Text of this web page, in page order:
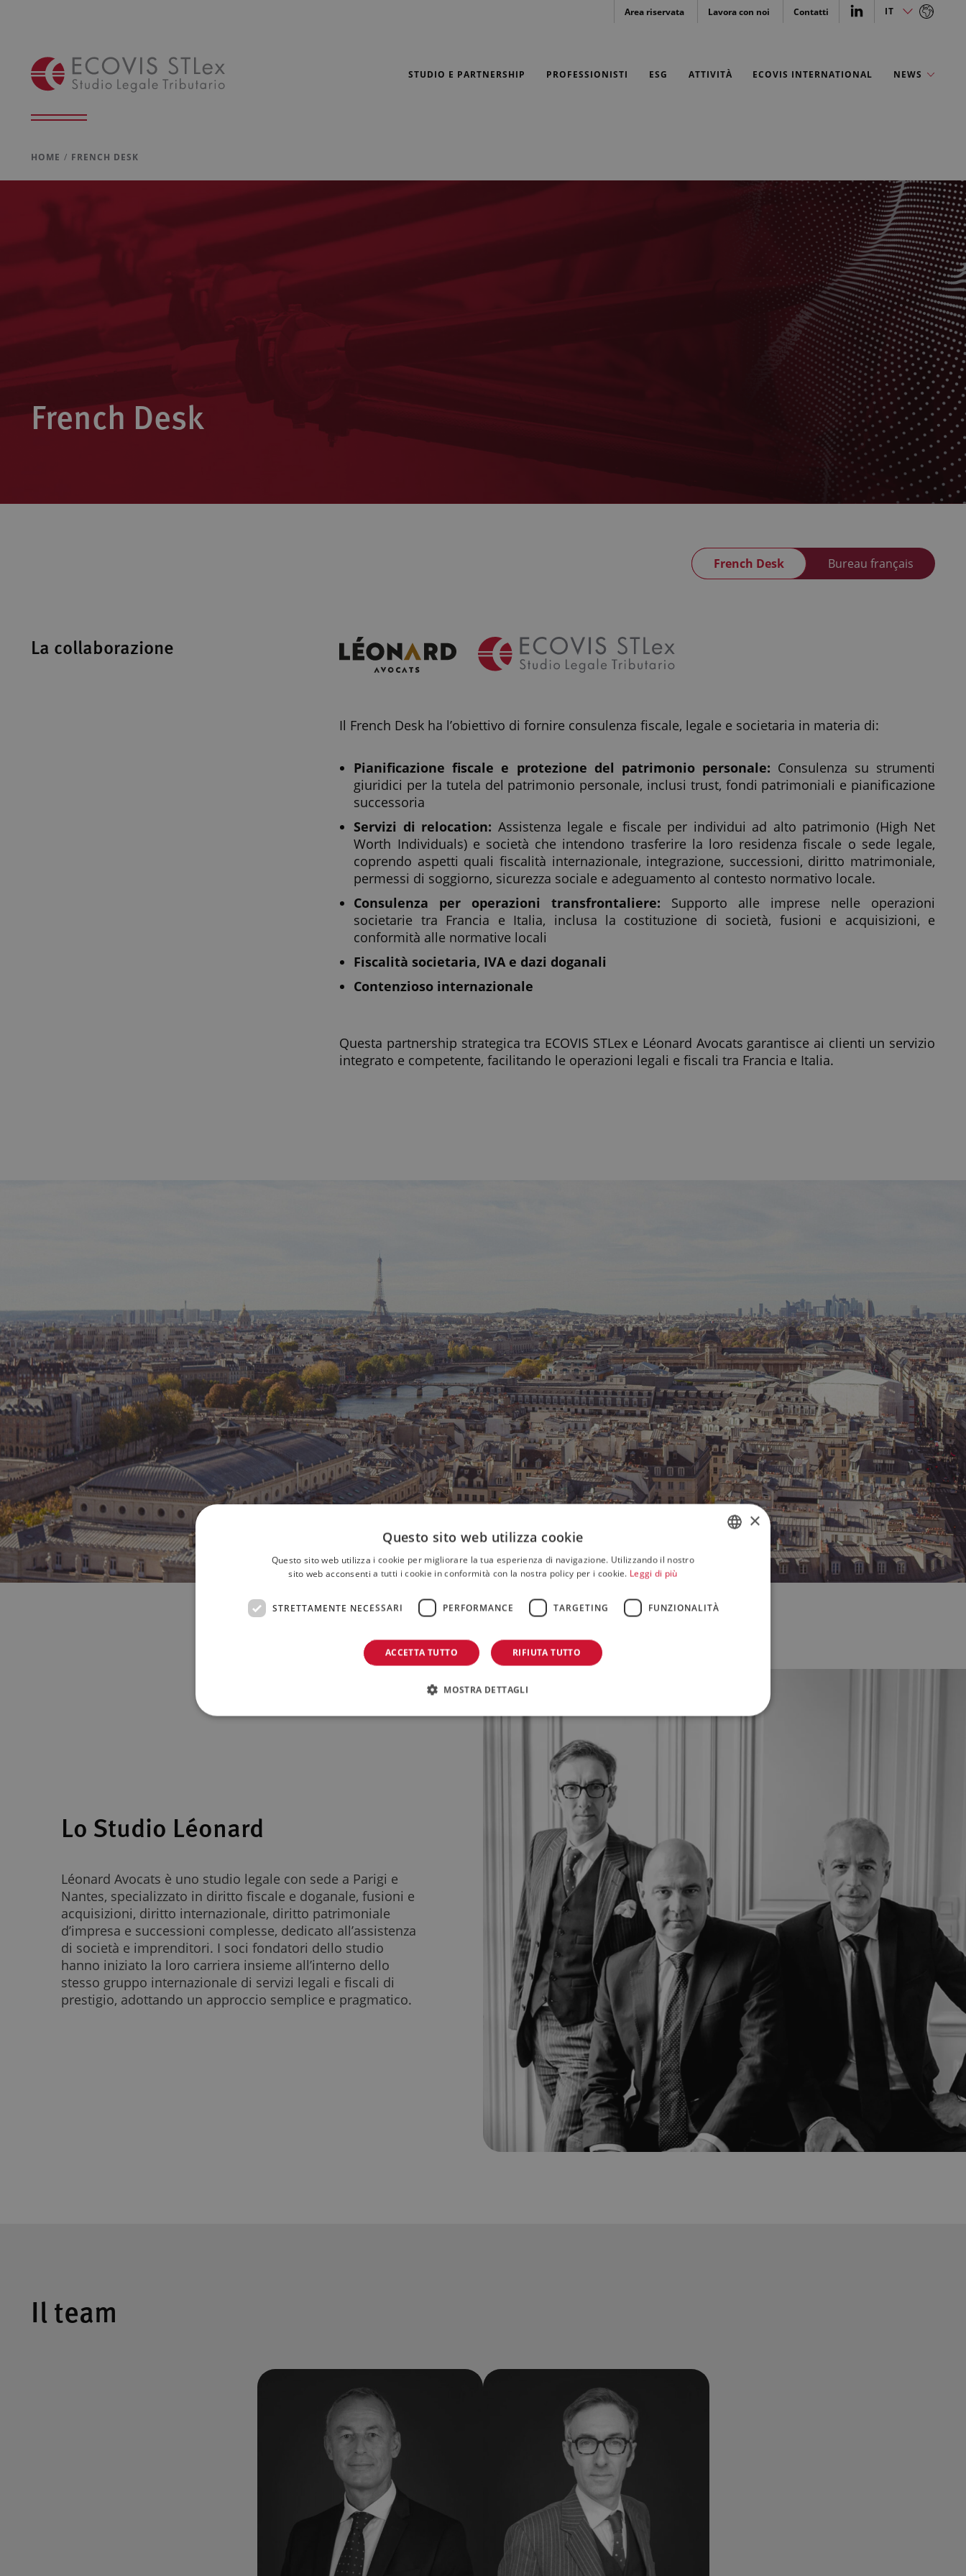
Area riservata Lavora con noi Contatti IT
STUDIO E PARTNERSHIP
PROFESSIONISTI ESG ATTIVITÀ ECOVIS INTERNATIONAL NEWS
HOME FRENCH DESK
French Desk
French Desk Bureau français
La collaborazione
Il French Desk ha l’obiettivo di fornire consulenza fiscale, legale e societaria in materia di:
Pianificazione fiscale e protezione del patrimonio personale: Consulenza su strumenti
giuridici per la tutela del patrimonio personale, inclusi trust, fondi patrimoniali e pianificazione
successoria
Servizi di relocation: Assistenza legale e fiscale per individui ad alto patrimonio (High Net
Worth Individuals) e società che intendono trasferire la loro residenza fiscale o sede legale,
coprendo aspetti quali fiscalità internazionale, integrazione, successioni, diritto matrimoniale,
permessi di soggiorno, sicurezza sociale e adeguamento al contesto normativo locale.
Consulenza per operazioni transfrontaliere: Supporto alle imprese nelle operazioni
societarie tra Francia e Italia, inclusa la costituzione di società, fusioni e acquisizioni, e
conformità alle normative locali
Fiscalità societaria, IVA e dazi doganali
Contenzioso internazionale
Questa partnership strategica tra ECOVIS STLex e Léonard Avocats garantisce ai clienti un servizio
integrato e competente, facilitando le operazioni legali e fiscali tra Francia e Italia.
Lo Studio Léonard
Léonard Avocats è uno studio legale con sede a Parigi e
Nantes, specializzato in diritto fiscale e doganale, fusioni e
acquisizioni, diritto internazionale, diritto patrimoniale
d’impresa e successioni complesse, dedicato all’assistenza
di società e imprenditori. I soci fondatori dello studio
hanno iniziato la loro carriera insieme all’interno dello
stesso gruppo internazionale di servizi legali e fiscali di
prestigio, adottando un approccio semplice e pragmatico.
Il team
×
Questo sito web utilizza cookie
Questo sito web utilizza i cookie per migliorare la tua esperienza di navigazione. Utilizzando il nostro
sito web acconsenti a tutti i cookie in conformità con la nostra policy per i cookie. Leggi di più
STRETTAMENTE NECESSARI PERFORMANCE TARGETING FUNZIONALITÀ
ACCETTA TUTTO RIFIUTA TUTTO
MOSTRA DETTAGLI